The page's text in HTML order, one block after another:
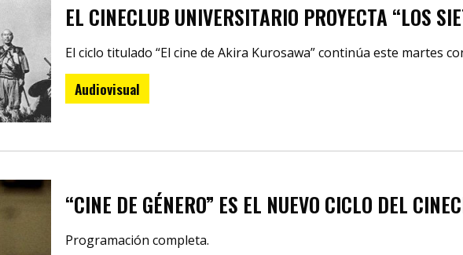
EL CINECLUB UNIVERSITARIO PROYECTA “LOS
El ciclo titulado “El cine de Akira Kurosawa” continúa este martes
Audiovisual
“CINE DE GÉNERO” ES EL NUEVO CICLO DEL
Programación completa.